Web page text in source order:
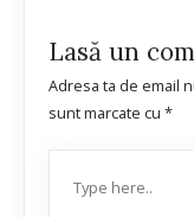
Lasă un
Adresa ta de email
sunt marcate cu *